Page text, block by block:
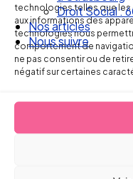
technologies telles que
aux informations des
technologies nous
comportement de
ne pas consentir ou de
négatif sur certaines
Droit Social :
Nos articles
Nous suivre
Ellipse
Réseau
de
experts